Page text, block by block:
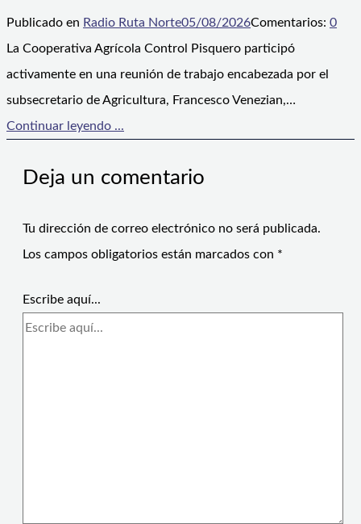
Publicado en Radio Ruta Norte05/08/2026Comentarios: 0
La Cooperativa Agrícola Control Pisquero participó
activamente en una reunión de trabajo encabezada por el
subsecretario de Agricultura, Francesco Venezian,…
Continuar leyendo ...
Deja un comentario
Tu dirección de correo electrónico no será publicada.
Los campos obligatorios están marcados con *
Escribe aquí...